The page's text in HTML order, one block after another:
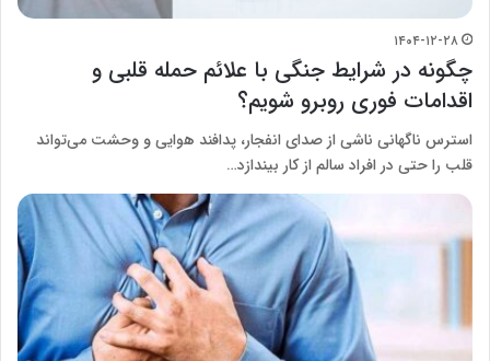
۱۴۰۴-۱۲-۲۸
چگونه در شرایط جنگی با علائم حمله قلبی و
اقدامات فوری روبرو شویم؟
استرس ناگهانی ناشی از صدای انفجار، پدافند هوایی و وحشت می‌تواند
قلب را حتی در افراد سالم از کار بیندازد…